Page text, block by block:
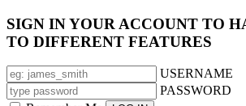
SIGN IN YOUR ACCOUNT TO
TO DIFFERENT FEATURES
USERNAME
PASSWORD